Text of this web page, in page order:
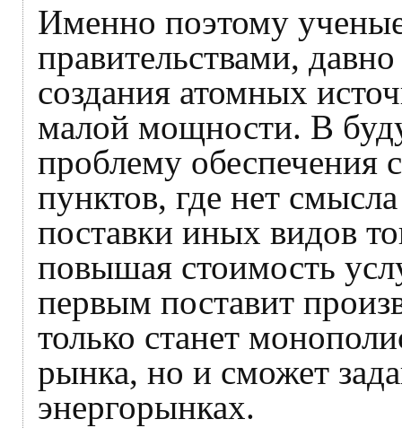
Именно поэтому
правительствами,
создания атомных
малой мощности. В
проблему обеспечения
пунктов, где нет
поставки иных видов
повышая стоимость
первым поставит
только станет
рынка, но и сможет
энергорынках.